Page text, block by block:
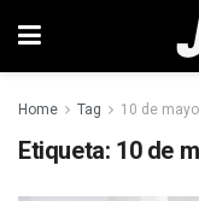
Home Tag 10 de mayo
Etiqueta: 10 de